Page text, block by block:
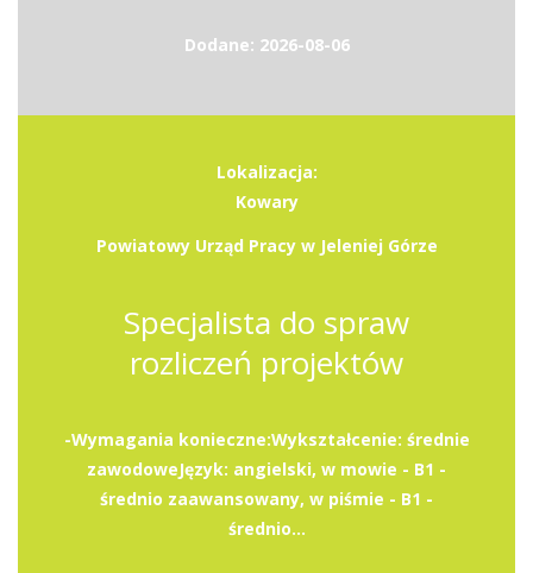
Dodane: 2026-08-06
Lokalizacja:
Kowary
Powiatowy Urząd Pracy w Jeleniej Górze
Specjalista do spraw
rozliczeń projektów
-Wymagania konieczne:Wykształcenie: średnie
zawodoweJęzyk: angielski, w mowie - B1 -
średnio zaawansowany, w piśmie - B1 -
średnio...